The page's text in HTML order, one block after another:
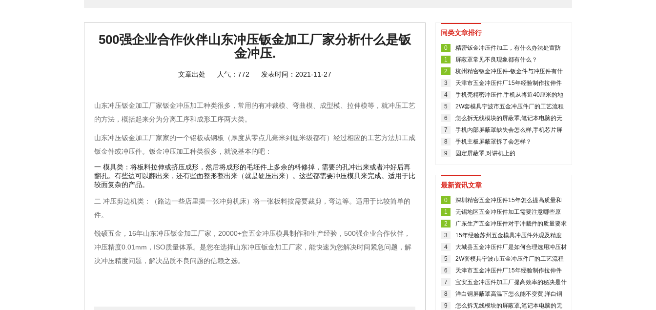
500强企业合作伙伴山东冲压钣金加工厂家分析什么是钣
金冲压.
文章出处 人气： 772 发表时间：2021-11-27
山东冲压钣金加工厂家钣金冲压加工种类很多，常用的有冲裁模、弯曲模、成型模、拉伸模等，就冲压工艺
的方法，概括起来分为分离工序和成形工序两大类。
山东冲压钣金加工厂家家的一个铝板或钢板（厚度从零点几毫米到厘米级都有）经过相应的工艺方法加工成
钣金件或冲压件。钣金冲压加工种类很多，就说基本的吧：
一 模具类：将板料拉伸或挤压成形，然后将成形的毛坯件上多余的料修掉，需要的孔冲出来或者冲好后再
翻孔。有些边可以翻出来，还有些面整形整出来（就是硬压出来）。这些都需要冲压模具来完成。适用于比
较面复杂的产品。
二 冲压剪边机类：（路边一些店里摆一张冲剪机床）将一张板料按需要裁剪，弯边等。适用于比较简单的
件。
锐硕五金， 16年山东冲压钣金加工厂家， 20000+套五金冲压模具制作和生产经验， 500强企业合作伙伴，
冲压精度0.01mm ， ISO质量体系。是您在选择山东冲压钣金加工厂家，能快速为您解决时间紧急问题，解
决冲压精度问题，解决品质不良问题的信赖之选。
同类文章排行
0
精密钣金冲压件加工，有什么办法处置防
腐？
1
屏蔽罩常见不良现象都有什么？
2
杭州精密钣金冲压件-钣金件与冲压件有什
么区别
3
天津市五金冲压件厂15年经验制作拉伸件
有哪几个要点？
4
手机壳精密冲压件,手机从将近40厘米的地
方摔下来，手机戴了手机壳，外观没有损
伤，那会有什么影响吗？目前还可以使用
5
2W套模具宁波市五金冲压件厂的工艺流程
有哪些？
6
怎么拆无线模块的屏蔽罩,笔记本电脑的无
线网卡如何拆除
7
手机内部屏蔽罩缺失会怎么样,手机芯片屏
蔽罩起什么作用
8
手机主板屏蔽罩拆了会怎样？
9
固定屏蔽罩,对讲机上的
最新资讯文章
0
深圳精密五金冲压件15年怎么提高质量和
效率17%？
1
无锡地区五金冲压件加工需要注意哪些原
则？
2
广东生产五金冲压件对于冲裁件的质量要求
3
15年经验苏州五金模具冲压件外观及精度
要求有哪些？
4
大城县五金冲压件厂是如何合理选用冲压材
料呢？
5
2W套模具宁波市五金冲压件厂的工艺流程
有哪些？
6
天津市五金冲压件厂15年经验制作拉伸件
有哪几个要点？
7
宝安五金冲压件加工厂提高效率的秘决是什
么？
8
洋白铜屏蔽罩高温下怎么能不变黄,洋白铜
发黄如何处理
9
怎么拆无线模块的屏蔽罩,笔记本电脑的无